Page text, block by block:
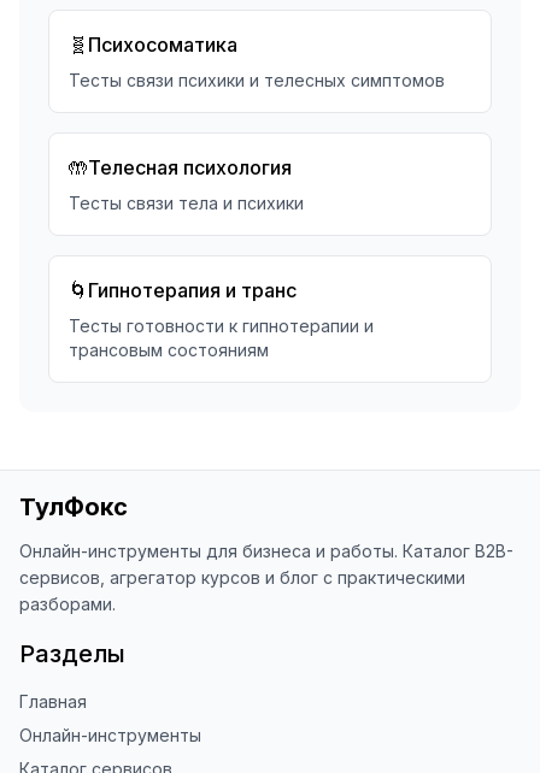
🧬 Психосоматика
Тесты связи психики и телесных симптомов
🤲Телесная психология
Тесты связи тела и психики
🌀 Гипнотерапия и транс
Тесты готовности к гипнотерапии и
трансовым состояниям
ТулФокс
Онлайн-инструменты для бизнеса и работы. Каталог B2B-
сервисов, агрегатор курсов и блог с практическими
разборами.
Разделы
Главная
Онлайн-инструменты
Каталог сервисов